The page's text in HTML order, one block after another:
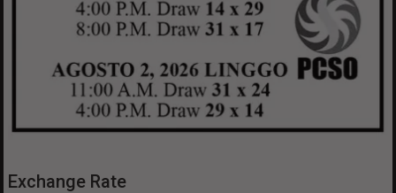
Exchange Rate